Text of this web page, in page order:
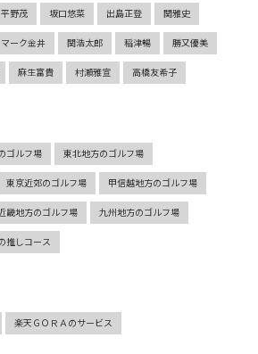
平野茂 坂口悠菜 出島正登 関雅史
マーク金井 関浩太郎 稲津暢 勝又優美
麻生富貴 村瀬雅宣 高橋友希子
ゴルフ場 東北地方のゴルフ場
東京近郊のゴルフ場 甲信越地方のゴルフ場
畿地方のゴルフ場 九州地方のゴルフ場
推しコース
楽天ＧＯＲＡのサービス